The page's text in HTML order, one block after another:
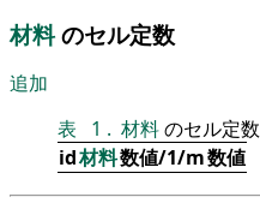
材料のセル定数
追加
表
1 . 材料のセル定数
id材料数値/1/m数値